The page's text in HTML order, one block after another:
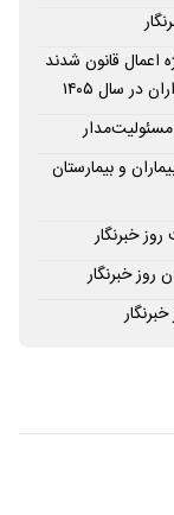
اعمال قانون شدند
و بیمارستان
خبرنگار
روز خبرنگار